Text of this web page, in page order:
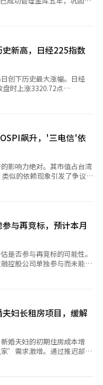
元）及前月（-18.6亿美
游旺季带动。 初级收
亿美元增至3月的35.8亿美
至27亿美元，成为重要支撑
，外国人对韩直接投资增加
者对外股票投资增加40亿美
少340.4亿美元。 尤其
求放缓的担忧影响下，叠加
（增长149.8%）、无线通
长9.1%）均有所增加。尤
。 按地区来看，
）、美国（增长
表现良好，而中东地区则下
到592亿4000万美元。资本
51.6%）、运输设备（增长
23.6%。 原材料进口
8.5%，实现六个月以来首
收入
春季国内旅游高峰，时隔11
证券投资的分红收入增加，
美元。 金融账户净
万美元。内国人在海外投资
的投资增加了37亿7000万
史新高。※ 本报道经人工
公团于7日宣布，我行为首
KB国民银行参与了此次招
准包括银行的财务稳定性、
务水平，以及风险管理和流
的我行在竞争中表现更为
国民养老金外汇金库银行的
行将负责国内外外汇交易出
限额管理、国内外汇款及兑
与海外资产托管银行的SSI
万亿韩元，其中55%为海
的外汇交易，将提升我行在
本报道经人工智能（AI）系
史新高，日经225指数
创下历史最大涨幅。日经
时上涨3320.72点
盘新高。盘中首次突破
缓和的预期，改善了投资者
体公司Kioxia Holdings的
一交易日上涨7000点
市值因此增至23.7万亿日
，成为东京证券市场第六
现涨停，显示出异常现象。
SOX）接连创下历史新高，
是去年同期的两倍，超出市
在上月30日发布的良好业
高盛在1日将三星电子2028
元，超过2025年业绩的10
财年（2024年4月至2025
11倍。三星电子的市值在6
浓厚。高盛证券副总裁石桥
股票的恐慌感很强。”市场
的买入和趋势跟随型海外资
的看涨期权投资者开始承受
。中东局势缓和预期使纽约
利率上升的压力，为成长股
收于3840.49点，JPX日经
飙升，'三电信'依
影响力绝对。其市值占台湾
似的依赖现象引发了争议，
士）导致的股市两极化引
因此不必过于担忧。“三电
近50%
7日KOSPI收盘上涨105.49
的急剧上涨主要由半导体
27万7000元，再次创下历
5000元，创下新纪录。尽
场影响力依然显著。 这
1179万亿韩元，合计市值
依赖于这两只股票的表现。
SK海力士的合计市值在一
。去年底猛增至1184万
列与伊朗战争爆发后，市
短短一年内，这两家公司
虽然半导体行业的良好表
市场整体波动性可能急剧扩
不考虑半导体，KOSPI指数
与再竞标，预计本月
是否参与再竞标的可能性。
控股公司单独参与而未能成
改变对예별손보的出售格
中有 하나金融控股和JC花
보计划在确认潜在买家的意
将在本月进行。 兴国
，当时其母公司太光集团对
，예보为促成再竞标，积极
的评估阶段。 太光集
年11月通过兴国人寿参与了
功，但显示出其扩张意愿。
为基于金融子公司之间的协
妇长租房项目，缓解
婚夫妇的初期住房成本增
’需求激增。通过推迟部分
资金负担，提升了可及性。
应量为441套。该项目专为